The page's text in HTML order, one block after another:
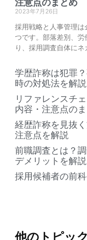
注意点のまとめ
2023年7月26日
採用戦略と人事管理は
つです。部落差別、
り、採用調査自体にネ
学歴詐称は犯罪
時の対処法を解説
リファレンスチ
内容・注意点の
経歴詐称を見抜
注意点を解説
前職調査とは？
デメリットを解説
採用候補者の前
他のトピッ